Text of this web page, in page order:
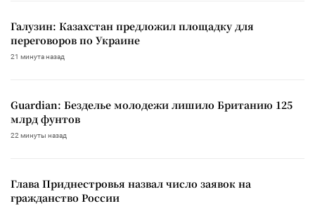
Галузин: Казахстан предложил площадку для
переговоров по Украине
21 минута назад
Guardian: Безделье молодежи лишило Британию 125
млрд фунтов
22 минуты назад
Глава Приднестровья назвал число заявок на
гражданство России